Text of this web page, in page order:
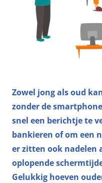
Zowel jong als oud
zonder de
snel een berichtje te
bankieren of om een
er zitten ook nadelen
oplopende
Gelukkig hoeven